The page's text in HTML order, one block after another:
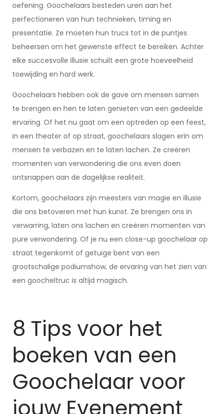
oefening. Goochelaars besteden uren aan het
perfectioneren van hun technieken, timing en
presentatie. Ze moeten hun trucs tot in de puntjes
beheersen om het gewenste effect te bereiken. Achter
elke succesvolle illusie schuilt een grote hoeveelheid
toewijding en hard werk.
Goochelaars hebben ook de gave om mensen samen
te brengen en hen te laten genieten van een gedeelde
ervaring. Of het nu gaat om een optreden op een feest,
in een theater of op straat, goochelaars slagen erin om
mensen te verbazen en te laten lachen. Ze creëren
momenten van verwondering die ons even doen
ontsnappen aan de dagelijkse realiteit.
Kortom, goochelaars zijn meesters van magie en illusie
die ons betoveren met hun kunst. Ze brengen ons in
verwarring, laten ons lachen en creëren momenten van
pure verwondering. Of je nu een close-up goochelaar op
straat tegenkomt of getuige bent van een
grootschalige podiumshow, de ervaring van het zien van
een goocheltruc is altijd magisch.
8 Tips voor het
boeken van een
Goochelaar voor